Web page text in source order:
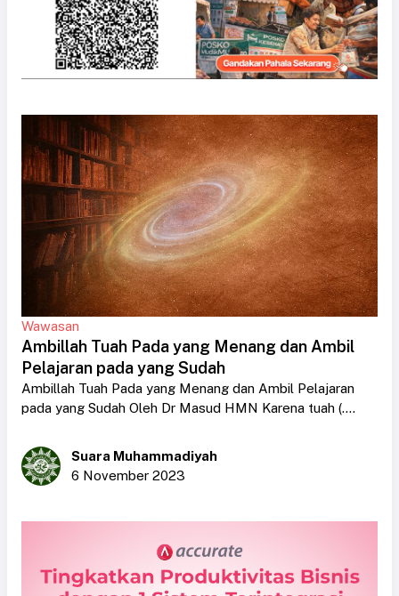
Wawasan
Ambillah Tuah Pada yang Menang dan Ambil
Pelajaran pada yang Sudah
Ambillah Tuah Pada yang Menang dan Ambil Pelajaran
pada yang Sudah Oleh Dr Masud HMN Karena tuah (....
Suara Muhammadiyah
6 November 2023